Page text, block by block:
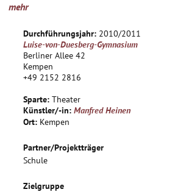
Skript zu entwickeln, Rollen bzw.
gleicht einem Recycling verschiedener
bekannten Werken Goethes,
großen Künstlern.
mehr
Durchführungsjahr: 2010/2011
Luise-von-Duesberg-Gymnasium
Berliner Allee 42
Kempen
+49 2152 2816
Sparte: Theater
Künstler/-in: Manfred Heinen
Ort: Kempen
Partner/Projektträger
Schule
Zielgruppe